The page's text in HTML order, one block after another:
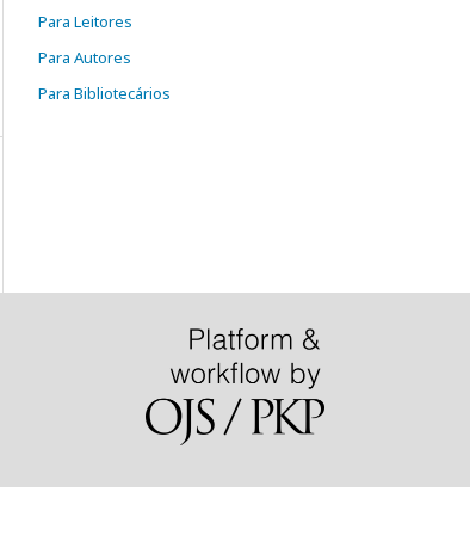
Para Leitores
Para Autores
Para Bibliotecários